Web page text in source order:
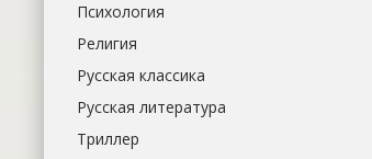
Психология
Религия
Русская классика
Русская литература
Триллер